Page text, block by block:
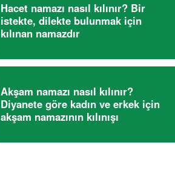
Hacet namazı nasıl kılınır? Bir
istekte, dilekte bulunmak için
kılınan namazdır
Akşam namazı nasıl kılınır?
Diyanete göre kadın ve erkek için
akşam namazının kılınışı